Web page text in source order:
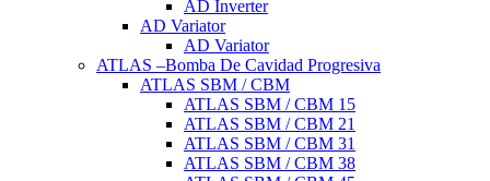
AD Inverter
AD Variator
AD Variator
ATLAS –Bomba De Cavidad Progresiva
ATLAS SBM / CBM
ATLAS SBM / CBM 15
ATLAS SBM / CBM 21
ATLAS SBM / CBM 31
ATLAS SBM / CBM 38